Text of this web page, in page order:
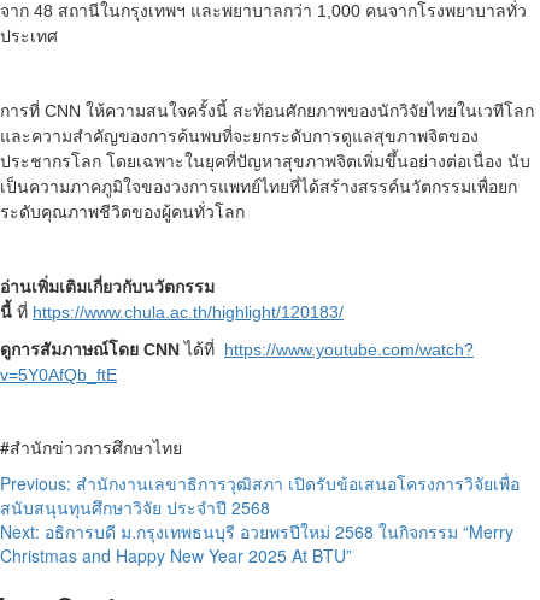
จาก 48 สถานีในกรุงเทพฯ และพยาบาลกว่า 1,000 คนจากโรงพยาบาลทั่ว
ประเทศ
การที่ CNN ให้ความสนใจครั้งนี้ สะท้อนศักยภาพของนักวิจัยไทยในเวทีโลก
และความสำคัญของการค้นพบที่จะยกระดับการดูแลสุขภาพจิตของ
ประชากรโลก โดยเฉพาะในยุคที่ปัญหาสุขภาพจิตเพิ่มขึ้นอย่างต่อเนื่อง นับ
เป็นความภาคภูมิใจของวงการแพทย์ไทยที่ได้สร้างสรรค์นวัตกรรมเพื่อยก
ระดับคุณภาพชีวิตของผู้คนทั่วโลก
อ่านเพิ่มเติมเกี่ยวกับนวัตกรรม
นี้ ที่ https://www.chula.ac.th/highlight/120183/
ดูการสัมภาษณ์โดย CNNได้ที่ https://www.youtube.com/watch?
v=5Y0AfQb_ftE
#สำนักข่าวการศึกษาไทย
Post
navigation
Previous: สำนักงานเลขาธิการวุฒิสภา เปิดรับข้อเสนอโครงการวิจัยเพื่อ
สนับสนุนทุนศึกษาวิจัย ประจำปี 2568
Next: อธิการบดี ม.กรุงเทพธนบุรี อวยพรปีใหม่ 2568 ในกิจกรรม “Merry
Christmas and Happy New Year 2025 At BTU”